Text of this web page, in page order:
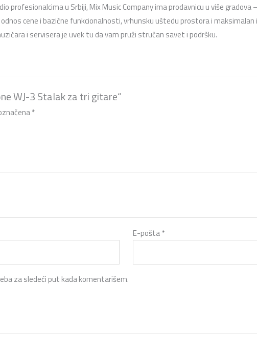
profesionalcima u Srbiji,Mix Music Company ima prodavnicu u više
cene i bazične funkcionalnosti,vrhunsku uštedu prostora i maksimalan
i servisera je uvek tu da vam pruži stručan savet i podršku.
WJ-3 Stalak za tri gitare“
*
E-pošta*
za sledeći put kada komentarišem.